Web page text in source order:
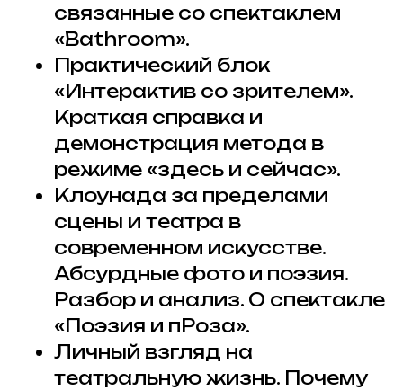
связанные со спектаклем
«Bathroom».
Практический блок
«Интерактив со зрителем».
Краткая справка и
демонстрация метода в
режиме «здесь и сейчас».
Клоунада за пределами
сцены и театра в
современном искусстве.
Абсурдные фото и поэзия.
Разбор и анализ. О спектакле
«Поэзия и пРоза».
Личный взгляд на
театральную жизнь. Почему